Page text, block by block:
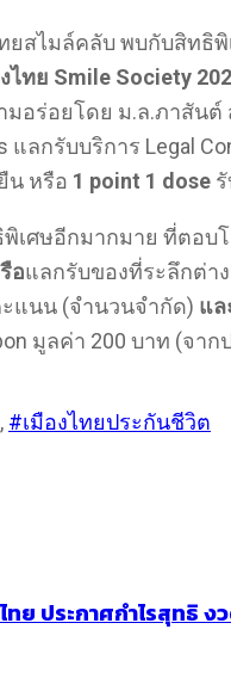
ยสไมล์คลับ พบกับสิทธิ
ไทย Smile Society
อร่อยโดย ม.ล.ภาสันต์
แลกรับบริการ Legal
น หรือ 1 point 1 dose
เศษอีกมากมาย ที่ตอบโ
อแลกรับของที่ระลึกต่า
ะแนน (จำนวนจำกัด) แล
มูลค่า 200 บาท (จ
, #เมืองไทยประกันชีวิต
ทย ประกาศกำไรสุทธิ